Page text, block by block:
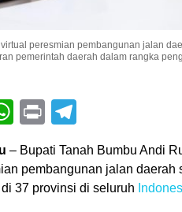
peresmian pembangunan jalan
pemerintah daerah dalam rangka
WhatsApp
Print
– Bupati Tanah Bumbu Andi
pembangunan jalan daerah
37 provinsi di seluruh